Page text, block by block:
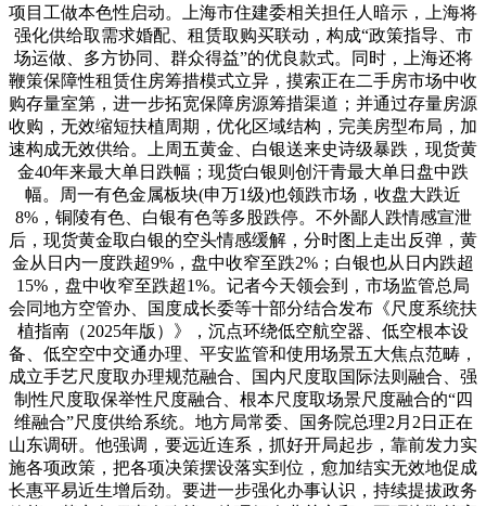
项目工做本色性启动。上海市住建委相关担任人暗示，上海将
强化供给取需求婚配、租赁取购买联动，构成“政策指导、市
场运做、多方协同、群众得益”的优良款式。同时，上海还将
鞭策保障性租赁住房筹措模式立异，摸索正在二手房市场中收
购存量室第，进一步拓宽保障房源筹措渠道；并通过存量房源
收购，无效缩短扶植周期，优化区域结构，完美房型布局，加
速构成无效供给。上周五黄金、白银送来史诗级暴跌，现货黄
金40年来最大单日跌幅；现货白银则创汗青最大单日盘中跌
幅。周一有色金属板块(申万1级)也领跌市场，收盘大跌近
8%，铜陵有色、白银有色等多股跌停。不外鄙人跌情感宣泄
后，现货黄金取白银的空头情感缓解，分时图上走出反弹，黄
金从日内一度跌超9%，盘中收窄至跌2%；白银也从日内跌超
15%，盘中收窄至跌超1%。记者今天领会到，市场监管总局
会同地方空管办、国度成长委等十部分结合发布《尺度系统扶
植指南（2025年版）》，沉点环绕低空航空器、低空根本设
备、低空空中交通办理、平安监管和使用场景五大焦点范畴，
成立手艺尺度取办理规范融合、国内尺度取国际法则融合、强
制性尺度取保举性尺度融合、根本尺度取场景尺度融合的“四
维融合”尺度供给系统。地方局常委、国务院总理2月2日正在
山东调研。他强调，要远近连系，抓好开局起步，靠前发力实
施各项政策，把各项决策摆设落实到位，愈加结实无效地促成
长惠平易近生增后劲。要进一步强化办事认识，持续提拔政务